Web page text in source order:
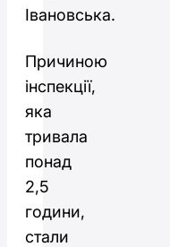
Івановська.
Причиною
інспекції,
яка
тривала
понад
2,5
години,
стали